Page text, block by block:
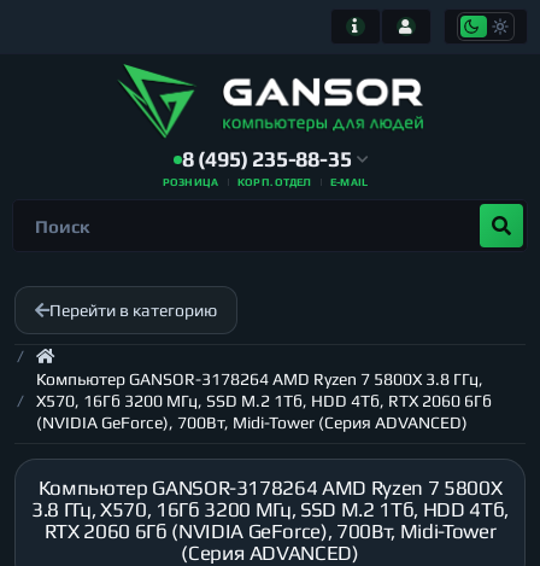
8 (495) 235-88-35
РОЗНИЦА КОРП. ОТДЕЛ E-MAIL
Перейти в категорию
Компьютер GANSOR-3178264 AMD Ryzen 7 5800X 3.8 ГГц,
X570, 16Гб 3200 МГц, SSD M.2 1Тб, HDD 4Тб, RTX 2060 6Гб
(NVIDIA GeForce), 700Вт, Midi-Tower (Серия ADVANCED)
Компьютер GANSOR-3178264 AMD Ryzen 7 5800X
3.8 ГГц, X570, 16Гб 3200 МГц, SSD M.2 1Тб, HDD 4Тб,
RTX 2060 6Гб (NVIDIA GeForce), 700Вт, Midi-Tower
(Серия ADVANCED)